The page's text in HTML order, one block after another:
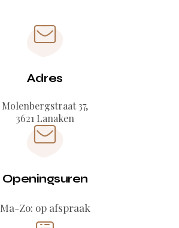
Adres
Molenbergstraat 37,
3621 Lanaken
Openingsuren
Ma-Zo: op afspraak